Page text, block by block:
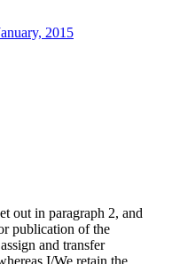
2015
out in paragraph 2, and
publication of the
and transfer